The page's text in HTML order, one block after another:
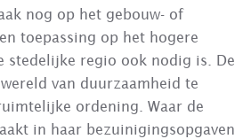
nog op het gebouw- of
toepassing op het hogere
stedelijke regio ook nodig is. De
van duurzaamheid te
ordening. Waar de
in haar bezuinigingsopgaven